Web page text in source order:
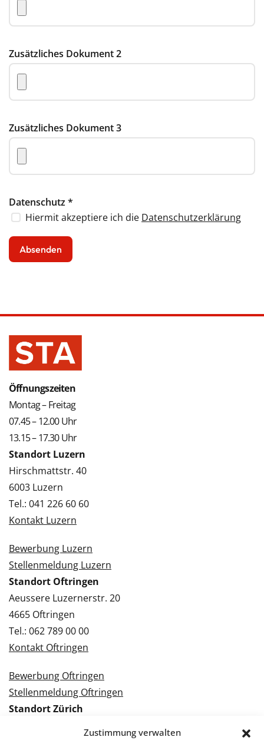
Zustimmung verwalten
Zusätzliches Dokument 2
Zusätzliches Dokument 3
Datenschutz*
Hiermit akzeptiere ich die Datenschutzerklärung
Öffnungszeiten
Montag – Freitag
07.45 – 12.00 Uhr
13.15 – 17.30 Uhr
Standort Luzern
Hirschmattstr. 40
6003 Luzern
Tel.: 041 226 60 60
Kontakt Luzern
Bewerbung Luzern
Stellenmeldung Luzern
Standort Oftringen
Aeussere Luzernerstr. 20
4665 Oftringen
Tel.: 062 789 00 00
Kontakt Oftringen
Bewerbung Oftringen
Stellenmeldung Oftringen
Standort Zürich